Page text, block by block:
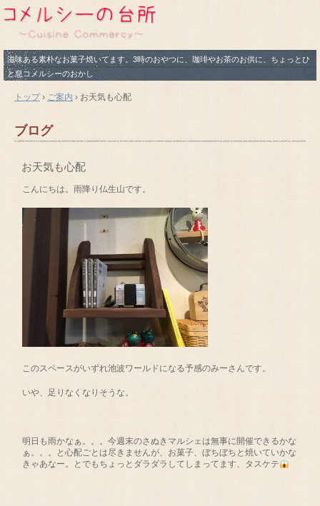
滋味ある素朴なお菓子焼いてます。3時のおやつに、珈琲やお茶のお供に、ちょっとひ
と息コメルシーのおかし
トップ› ご案内 › お天気も心配
ブログ
お天気も心配
こんにちは。雨降り仏生山です。
このスペースがいずれ池波ワールドになる予感のみーさんです。
いや、足りなくなりそうな。
明日も雨かなぁ。。。今週末のさぬきマルシェは無事に開催できるかな
ぁ。。。と心配ごとは尽きませんが、お菓子、ぼちぼちと焼いていかな
きゃあなー。とでもちょっとダラダラしてしまってます、タスケテ